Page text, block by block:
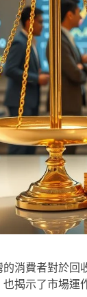
消費者對於回
揭示了市場運